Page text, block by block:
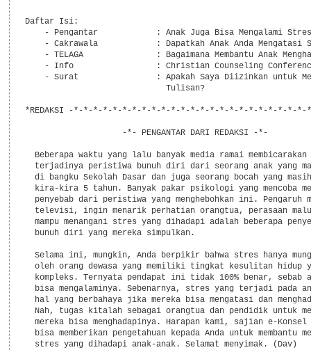
Daftar Isi:
    - Pengantar            : Anak Juga Bisa Mengalami Stres
- Cakrawala            : Dapatkah Anak Anda Mengatasi
- TELAGA               : Bagaimana Membantu Anak
- Info                 : Christian Counseling
- Surat                : Apakah Saya Diizinkan untuk
                             Tulisan?
*REDAKSI -*-*-*-*-*-*-*-*-*-*-*-*-*-*-*-*-*-*-*-*-*-*-*-*-*-
                    -*- PENGANTAR DARI REDAKSI -*-
Beberapa waktu yang lalu banyak media ramai membicarakan
terjadinya peristiwa bunuh diri dari seorang anak yang
di bangku Sekolah Dasar dan juga seorang bocah yang
kira-kira 5 tahun. Banyak pakar psikologi yang mencoba
penyebab dari peristiwa yang menghebohkan ini. Pengaruh
televisi, ingin menarik perhatian orangtua, perasaan
mampu menangani stres yang dihadapi adalah beberapa
  bunuh diri yang mereka simpulkan.
Selama ini, mungkin, Anda berpikir bahwa stres hanya
oleh orang dewasa yang memiliki tingkat kesulitan hidup
kompleks. Ternyata pendapat ini tidak 100% benar, sebab
bisa mengalaminya. Sebenarnya, stres yang terjadi pada
hal yang berbahaya jika mereka bisa mengatasi dan
Nah, tugas kitalah sebagai orangtua dan pendidik untuk
mereka bisa menghadapinya. Harapan kami, sajian e-Konsel
bisa memberikan pengetahuan kepada Anda untuk membantu
  stres yang dihadapi anak-anak. Selamat menyimak. (Dav)